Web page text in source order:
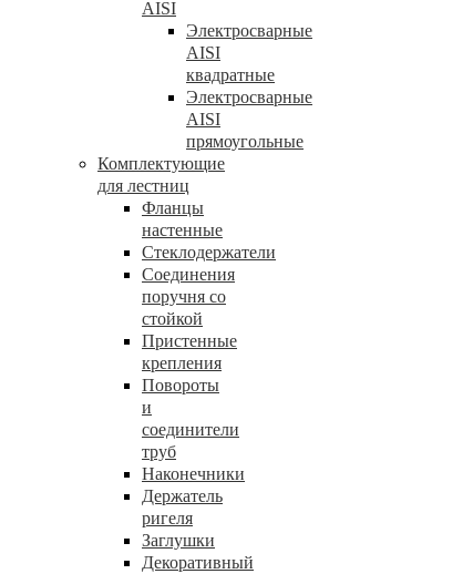
AISI
Электросварные
AISI
квадратные
Электросварные
AISI
прямоугольные
Комплектующие
для лестниц
Фланцы
настенные
Стеклодержатели
Соединения
поручня со
стойкой
Пристенные
крепления
Повороты
и
соединители
труб
Наконечники
Держатель
ригеля
Заглушки
Декоративный